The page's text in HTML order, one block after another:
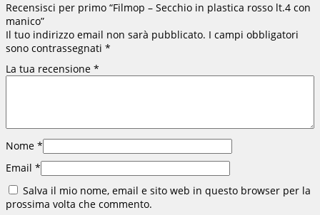
Recensisci per primo “Filmop – Secchio in plastica rosso lt.4 con
manico”
Il tuo indirizzo email non sarà pubblicato. I campi obbligatori
sono contrassegnati *
La tua recensione *
Nome *
Email *
Salva il mio nome, email e sito web in questo browser per la
prossima volta che commento.